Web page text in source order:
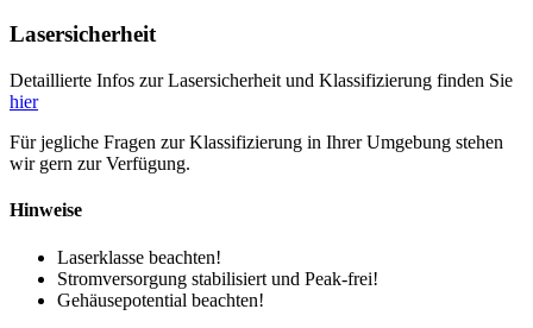
Lasersicherheit
Detaillierte Infos zur Lasersicherheit und Klassifizierung finden Sie
hier
Für jegliche Fragen zur Klassifizierung in Ihrer Umgebung stehen
wir gern zur Verfügung.
Hinweise
Laserklasse beachten!
Stromversorgung stabilisiert und Peak-frei!
Gehäusepotential beachten!